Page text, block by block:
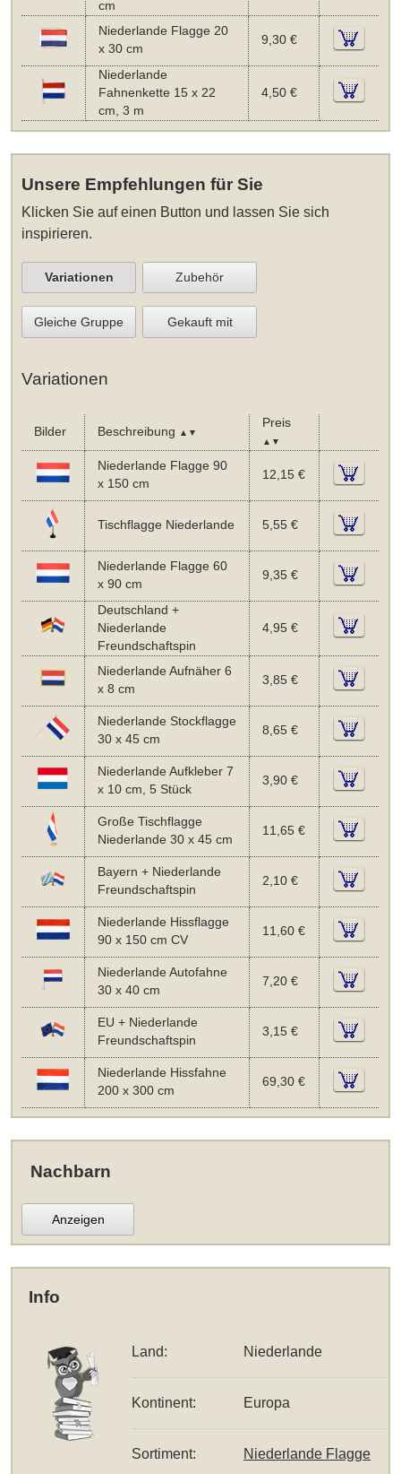
cm
Niederlande Flagge 20
x 30 cm
9,30 €
Niederlande
Fahnenkette 15 x 22
cm, 3 m
4,50 €
Unsere Empfehlungen für Sie
Klicken Sie auf einen Button und lassen Sie sich
inspirieren.
Variationen Zubehör
Gleiche Gruppe Gekauft mit
Variationen
Bilder Beschreibung ▲▼
Preis
▲▼
Niederlande Flagge 90
x 150 cm
12,15 €
Tischflagge Niederlande 5,55 €
Niederlande Flagge 60
x 90 cm
9,35 €
Deutschland +
Niederlande
Freundschaftspin
4,95 €
Niederlande Aufnäher 6
x 8 cm
3,85 €
Niederlande Stockflagge
30 x 45 cm
8,65 €
Niederlande Aufkleber 7
x 10 cm, 5 Stück
3,90 €
Große Tischflagge
Niederlande 30 x 45 cm
11,65 €
Bayern + Niederlande
Freundschaftspin
2,10 €
Niederlande Hissflagge
90 x 150 cm CV
11,60 €
Niederlande Autofahne
30 x 40 cm
7,20 €
EU + Niederlande
Freundschaftspin
3,15 €
Niederlande Hissfahne
200 x 300 cm
69,30 €
Nachbarn
Anzeigen
Info
Land: Niederlande
Kontinent: Europa
Sortiment: Niederlande Flagge